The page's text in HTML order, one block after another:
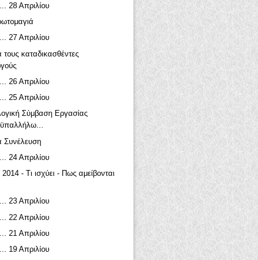
28 Απριλίου
27 Απριλίου
καταδικασθέντες
26 Απριλίου
25 Απριλίου
Σύμβαση Εργασίας
Συνέλευση
24 Απριλίου
- Τι ισχύει - Πως αμείβονται
23 Απριλίου
22 Απριλίου
21 Απριλίου
19 Απριλίου